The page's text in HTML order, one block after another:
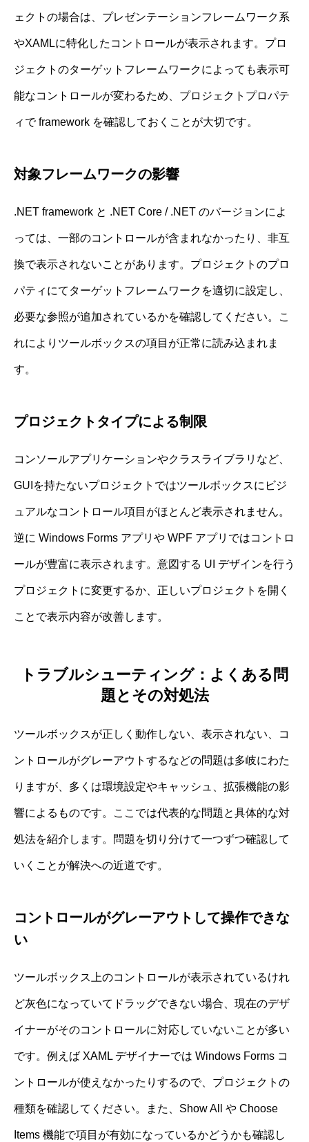
ェクトの場合は、プレゼンテーションフレームワーク系
やXAMLに特化したコントロールが表示されます。プロ
ジェクトのターゲットフレームワークによっても表示可
能なコントロールが変わるため、プロジェクトプロパテ
ィで framework を確認しておくことが大切です。
対象フレームワークの影響
.NET framework と .NET Core / .NET のバージョンによ
っては、一部のコントロールが含まれなかったり、非互
換で表示されないことがあります。プロジェクトのプロ
パティにてターゲットフレームワークを適切に設定し、
必要な参照が追加されているかを確認してください。こ
れによりツールボックスの項目が正常に読み込まれま
す。
プロジェクトタイプによる制限
コンソールアプリケーションやクラスライブラリなど、
GUIを持たないプロジェクトではツールボックスにビジ
ュアルなコントロール項目がほとんど表示されません。
逆に Windows Forms アプリや WPF アプリではコントロ
ールが豊富に表示されます。意図する UI デザインを行う
プロジェクトに変更するか、正しいプロジェクトを開く
ことで表示内容が改善します。
トラブルシューティング：よくある問
題とその対処法
ツールボックスが正しく動作しない、表示されない、コ
ントロールがグレーアウトするなどの問題は多岐にわた
りますが、多くは環境設定やキャッシュ、拡張機能の影
響によるものです。ここでは代表的な問題と具体的な対
処法を紹介します。問題を切り分けて一つずつ確認して
いくことが解決への近道です。
コントロールがグレーアウトして操作できな
い
ツールボックス上のコントロールが表示されているけれ
ど灰色になっていてドラッグできない場合、現在のデザ
イナーがそのコントロールに対応していないことが多い
です。例えば XAML デザイナーでは Windows Forms コ
ントロールが使えなかったりするので、プロジェクトの
種類を確認してください。また、Show All や Choose
Items 機能で項目が有効になっているかどうかも確認し